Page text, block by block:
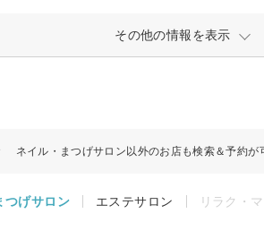
その他の情報を表示
ネイル・まつげサロン以外のお店も検索＆予約が
つげサロン エステサロン リラク・